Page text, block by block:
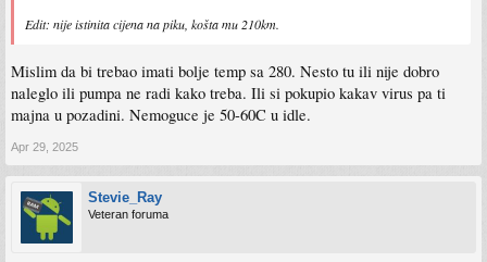
Edit: nije istinita cijena na piku, košta mu 210km.
Mislim da bi trebao imati bolje temp sa 280. Nesto tu ili nije dobro
naleglo ili pumpa ne radi kako treba. Ili si pokupio kakav virus pa ti
majna u pozadini. Nemoguce je 50-60C u idle.
Apr 29, 2025
Stevie_Ray
Veteran foruma